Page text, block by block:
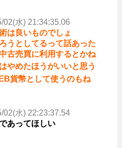
02(水) 21:34:35.06
は良いものでしょ
うとしてるって話あった
古売買に利用するとかね
やめたほうがいいと思う
貨幣として使うのもね
02(水) 22:23:37.54
あってほしい